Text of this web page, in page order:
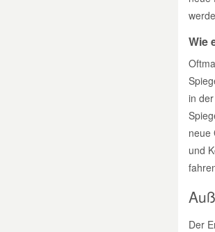
Wie
in
neue
und
Der